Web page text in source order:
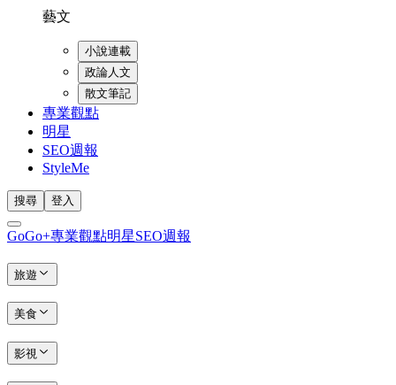
藝文
小說連載
政論人文
散文筆記
專業觀點
明星
SEO週報
StyleMe
搜尋 登入
GoGo+專業觀點明星SEO週報
旅遊
美食
影視